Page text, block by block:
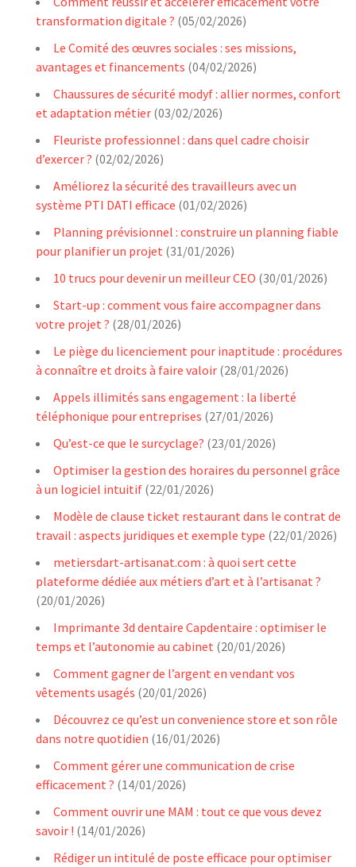
transformation digitale ? (05/02/2026)
Le Comité des œuvres sociales : ses missions,
avantages et financements (04/02/2026)
Chaussures de sécurité modyf : allier normes, confort
et adaptation métier (03/02/2026)
Fleuriste professionnel : dans quel cadre choisir
d’exercer ? (02/02/2026)
Améliorez la sécurité des travailleurs avec un
système PTI DATI efficace (01/02/2026)
Planning prévisionnel : construire un planning fiable
pour planifier un projet (31/01/2026)
10 trucs pour devenir un meilleur CEO (30/01/2026)
Start-up : comment vous faire accompagner dans
votre projet ? (28/01/2026)
Le piège du licenciement pour inaptitude : procédures
à connaître et droits à faire valoir (28/01/2026)
Appels illimités sans engagement : la liberté
téléphonique pour entreprises (27/01/2026)
Qu’est-ce que le surcyclage? (23/01/2026)
Optimiser la gestion des horaires du personnel grâce
à un logiciel intuitif (22/01/2026)
Modèle de clause ticket restaurant dans le contrat de
travail : aspects juridiques et exemple type (22/01/2026)
metiersdart-artisanat.com : à quoi sert cette
plateforme dédiée aux métiers d’art et à l’artisanat ?
(20/01/2026)
Imprimante 3d dentaire Capdentaire : optimiser le
temps et l’autonomie au cabinet (20/01/2026)
Comment gagner de l’argent en vendant vos
vêtements usagés (20/01/2026)
Découvrez ce qu’est un convenience store et son rôle
dans notre quotidien (16/01/2026)
Comment gérer une communication de crise
efficacement ? (14/01/2026)
Comment ouvrir une MAM : tout ce que vous devez
savoir ! (14/01/2026)
Rédiger un intitulé de poste efficace pour optimiser